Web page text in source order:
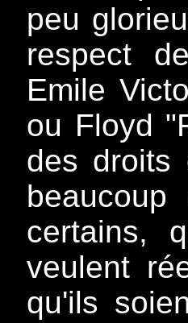
peu
respect
Emile
ou Floyd
des droits
certains,
veulent
qu'ils